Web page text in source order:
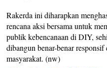
Rakerda ini diharapkan
rencana aksi bersama untuk
publik kebencanaan di DIY,
dibangun benar-benar
masyarakat. (nw)